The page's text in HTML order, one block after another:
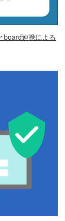
board連携による